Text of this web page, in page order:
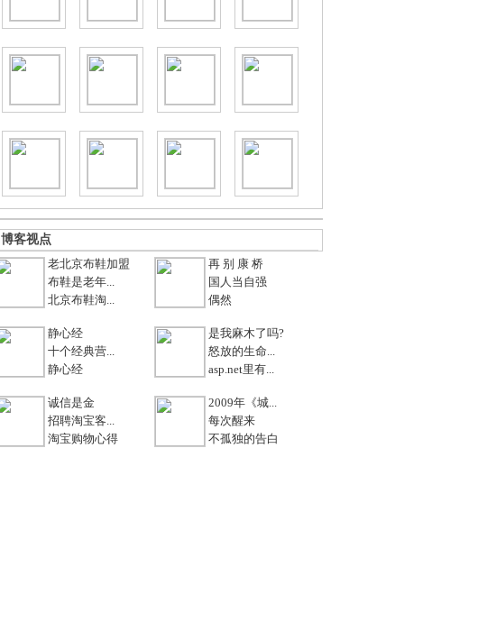
博客视点
老北京布鞋加盟
布鞋是老年...
北京布鞋淘...
再 别 康 桥
国人当自强
偶然
静心经
十个经典营...
静心经
是我麻木了吗?
怒放的生命...
asp.net里有...
诚信是金
招聘淘宝客...
淘宝购物心得
2009年《城...
每次醒来
不孤独的告白